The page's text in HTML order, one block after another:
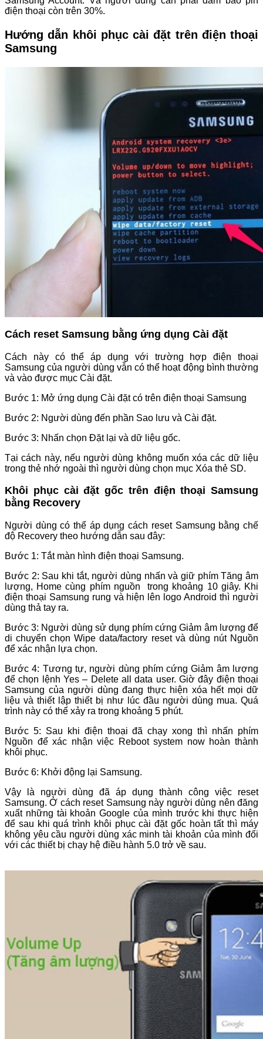
điện thoại còn trên 30%.
Hướng dẫn khôi phục cài đặt trên điện thoại
Samsung
Cách reset Samsung bằng ứng dụng Cài đặt
Cách này có thể áp dụng với trường hợp điện thoại
Samsung của người dùng vẫn có thể hoạt động bình thường
và vào được mục Cài đặt.
Bước 1: Mở ứng dụng Cài đặt có trên điện thoại Samsung
Bước 2: Người dùng đến phần Sao lưu và Cài đặt.
Bước 3: Nhấn chọn Đặt lại và dữ liệu gốc.
Tại cách này, nếu người dùng không muốn xóa các dữ liệu
trong thẻ nhớ ngoài thì người dùng chọn mục Xóa thẻ SD.
Khôi phục cài đặt gốc trên điện thoại Samsung
bằng Recovery
Người dùng có thể áp dụng cách reset Samsung bằng chế
độ Recovery theo hướng dẫn sau đây:
Bước 1: Tắt màn hình điện thoại Samsung.
Bước 2: Sau khi tắt, người dùng nhấn và giữ phím Tăng âm
lượng, Home cùng phím nguồn trong khoảng 10 giây. Khi
điện thoại Samsung rung và hiện lên logo Android thì người
dùng thả tay ra.
Bước 3: Người dùng sử dụng phím cứng Giảm âm lượng để
di chuyển chọn Wipe data/factory reset và dùng nút Nguồn
để xác nhận lựa chọn.
Bước 4: Tương tự, người dùng phím cứng Giảm âm lượng
để chọn lệnh Yes – Delete all data user. Giờ đây điện thoại
Samsung của người dùng đang thực hiện xóa hết mọi dữ
liệu và thiết lập thiết bị như lúc đầu người dùng mua. Quá
trình này có thể xảy ra trong khoảng 5 phút.
Bước 5: Sau khi điện thoại đã chạy xong thì nhấn phím
Nguồn để xác nhận việc Reboot system now hoàn thành
khôi phục.
Bước 6: Khởi động lại Samsung.
Vậy là người dùng đã áp dụng thành công việc reset
Samsung. Ở cách reset Samsung này người dùng nên đăng
xuất những tài khoản Google của mình trước khi thực hiện
để sau khi quá trình khôi phục cài đặt gốc hoàn tất thì máy
không yêu cầu người dùng xác minh tài khoản của mình đối
với các thiết bị chạy hệ điều hành 5.0 trở về sau.